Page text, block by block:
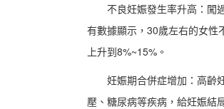
不良妊娠發生率升高：闖
有數據顯示，30歲左右的女性
上升到8%~15%。
妊娠期合併症增加：高齡
壓、糖尿病等疾病，給妊娠結